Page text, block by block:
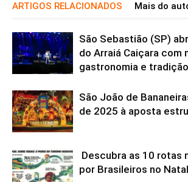
ARTIGOS RELACIONADOS Mais do
São Sebastião (SP)
do Arraiá Caiçara com
gastronomia e tradição
São João de
de 2025 à aposta
Descubra as 10 rotas
por Brasileiros no Natal